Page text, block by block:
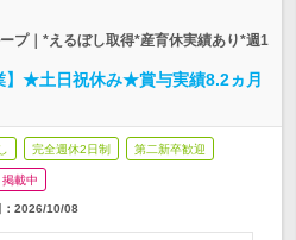
プ｜*えるぼし取得*産育休実績あり*週1
】★土日祝休み★賞与実績8.2ヵ月
完全週休2日制 第二新卒歓迎
載中
2026/10/08